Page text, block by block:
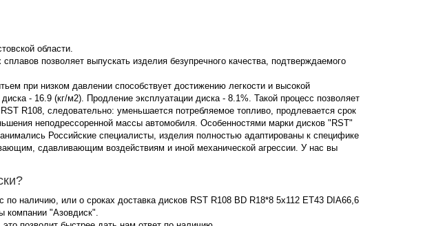
области.
позволяет выпускать изделия безупречного качества, подтверждаемого
при низком давлении способствует достижению легкости и высокой
- 16.9 (кг/м2). Продление эксплуатации диска - 8.1%. Такой процесс позволяет
R108, следовательно: уменьшается потребляемое топливо, продлевается срок
неподрессоренной массы автомобиля. Особенностями марки дисков "RST"
Российские специалисты, изделия полностью адаптированы к специфике
сдавливающим воздействиям и иной механической агрессии. У нас вы
наличию, или о сроках доставка дисков RST R108 BD R18*8 5x112 ET43 DIA66,6
компании "Азовдиск".